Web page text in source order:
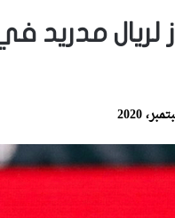
لريال مدريد